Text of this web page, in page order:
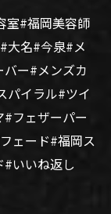
室#福岡美容師
大名#今泉#メ
ー#メンズカ
パイラル#ツイ
フェザーパー
ェード#福岡ス
いいね返し